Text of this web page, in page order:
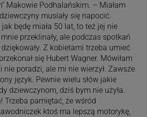
Makowie Podhalańskim. – Miałam
musiały się napocić.
jak będę miała 50 lat, to też jej nie
przeklinały, ale podczas spotkań
Z kobietami trzeba umieć
się Hubert Wagner. Mówiłam
nie poradzi, ale mi nie wierzył. Zawsze
język. Pewnie wielu słów jakie
dziewczynom, dziś bym nie użyła.
Trzeba pamiętać, że wśród
ktoś ma lepszą motorykę,